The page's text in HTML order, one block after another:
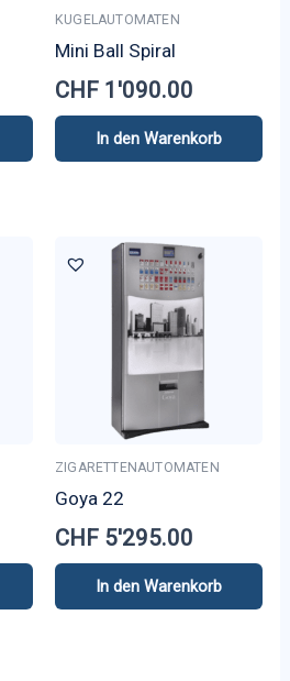
KUGELAUTOMATEN
Mini Ball Spiral
CHF 1'090.00
In den Warenkorb
ZIGARETTENAUTOMATEN
Goya 22
CHF 5'295.00
In den Warenkorb